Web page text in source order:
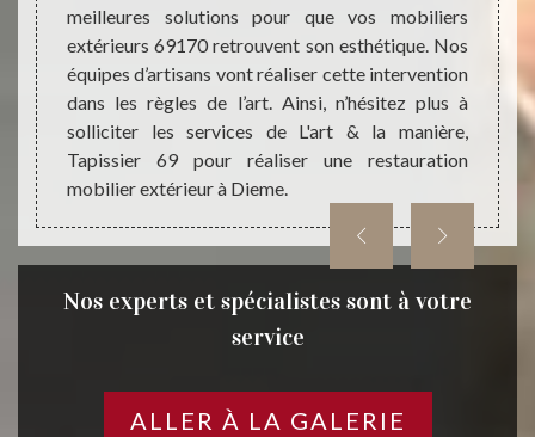
en
des
meilleures solutions pour que vos mobiliers
extérieurs 69170 retrouvent son esthétique. Nos
équipes d’artisans vont réaliser cette intervention
dans les règles de l’art. Ainsi, n’hésitez plus à
solliciter les services de L'art & la manière,
Tapissier 69 pour réaliser une restauration
mobilier extérieur à Dieme.
que
Nos experts et spécialistes sont à votre
service
ALLER À LA GALERIE